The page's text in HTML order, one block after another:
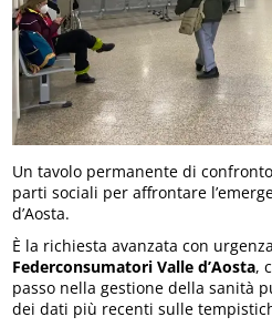
Un tavolo permanente di
parti sociali per affrontare
d’Aosta.
È la richiesta avanzata con
Federconsumatori Valle d’Aosta,
passo nella gestione della sanità
dei dati più recenti sulle